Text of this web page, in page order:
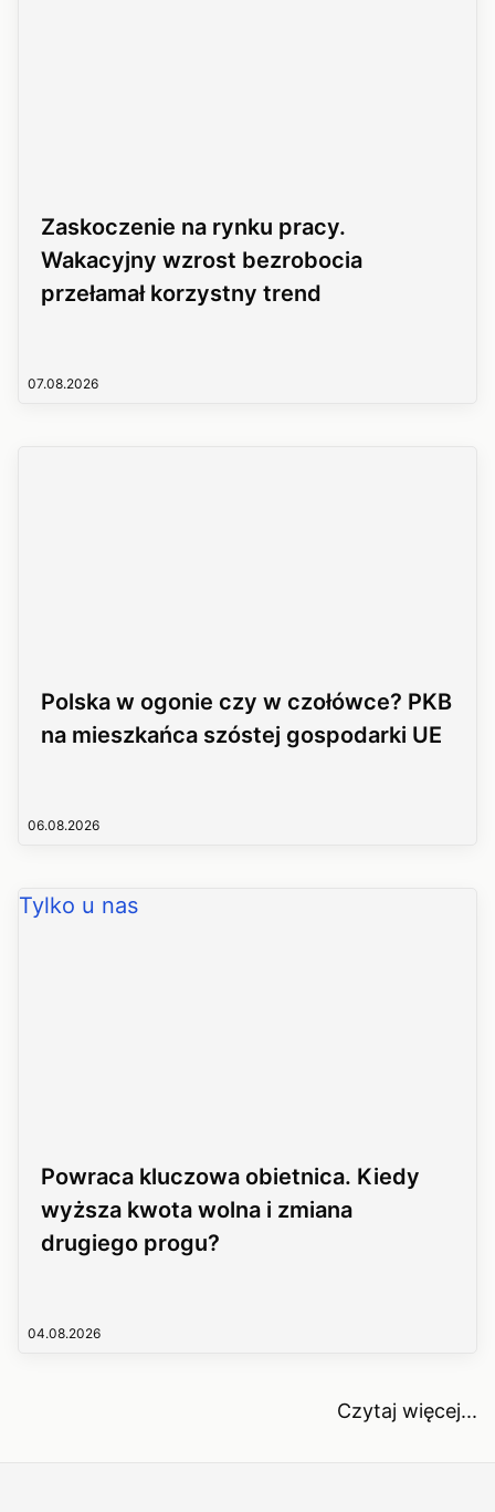
Zaskoczenie na rynku pracy.
Wakacyjny wzrost bezrobocia
przełamał korzystny trend
07.08.2026
Polska w ogonie czy w czołówce? PKB
na mieszkańca szóstej gospodarki UE
06.08.2026
Tylko u nas
Powraca kluczowa obietnica. Kiedy
wyższa kwota wolna i zmiana
drugiego progu?
04.08.2026
Czytaj więcej...